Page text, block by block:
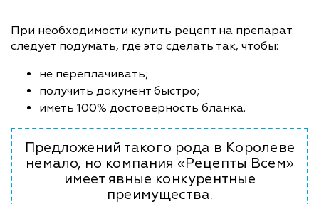
При необходимости купить рецепт на препарат
следует подумать, где это сделать так, чтобы:
не переплачивать;
получить документ быстро;
иметь 100% достоверность бланка.
Предложений такого рода в Королеве
немало, но компания «Рецепты Всем»
имеет явные конкурентные
преимущества.